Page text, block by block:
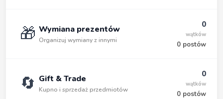
🎁 Wymiana prezentów
Organizuj wymiany z innymi
0
wątków
0 postów
🔄 Gift & Trade
Kupno i sprzedaż przedmiotów
0
wątków
0 postów